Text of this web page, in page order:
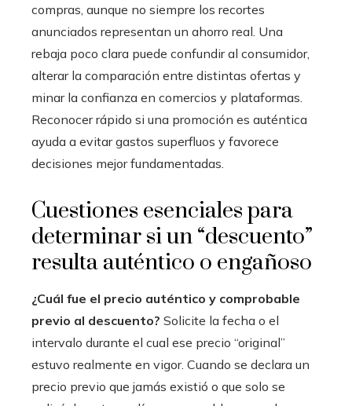
compras, aunque no siempre los recortes
anunciados representan un ahorro real. Una
rebaja poco clara puede confundir al consumidor,
alterar la comparación entre distintas ofertas y
minar la confianza en comercios y plataformas.
Reconocer rápido si una promoción es auténtica
ayuda a evitar gastos superfluos y favorece
decisiones mejor fundamentadas.
Cuestiones esenciales para
determinar si un “descuento”
resulta auténtico o engañoso
¿Cuál fue el precio auténtico y comprobable
previo al descuento? Solicite la fecha o el
intervalo durante el cual ese precio “original”
estuvo realmente en vigor. Cuando se declara un
precio previo que jamás existió o que solo se